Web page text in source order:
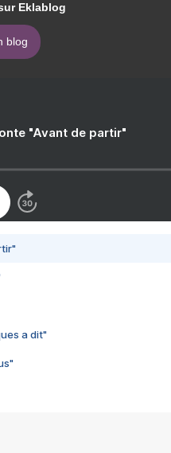
Eklablog
blog
"Avant de partir"
a dit"